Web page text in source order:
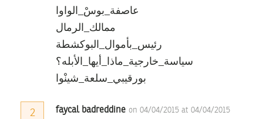
عاصفة_بوسْ_الواوا
ممالك_الرمال
رئيس_بأموال_البوكشطة
سياسة_خارجية_ماذا_أيها_الأبله؟
بورقيبي_سلعة_شينْوا
2 faycal badreddine on 04/04/2015 at 04/04/2015